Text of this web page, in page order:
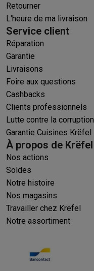
Retourner
L'heure de ma livraison
Service client
Réparation
Garantie
Livraisons
Foire aux questions
Cashbacks
Clients professionnels
Lutte contre la corruption
Garantie Cuisines Krëfel
À propos de Krëfel
Nos actions
Soldes
Notre histoire
Nos magasins
Travailler chez Krëfel
Notre assortiment